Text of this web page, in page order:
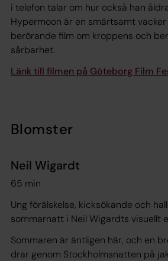
i telefon talar om hur också han
Hypermoon är en smärtsamt
berörande film om kroppens och
sårbarhet.
Länk till filmen på Göteborg Film
Blomster
Neil Wigardt
65 min
Ung förälskelse, kicksökande och
sommarnatt i Neil Wigardts visuellt
Sommaren är äntligen här, och en
drar genom Stockholmsnatten på